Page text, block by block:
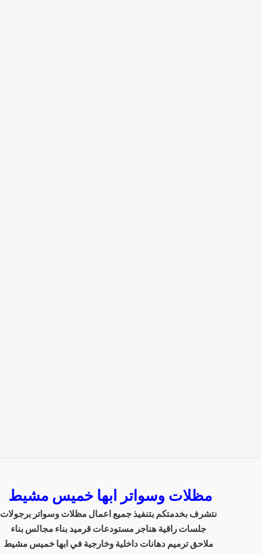
مظلات وسواتر ابها خميس مشيط
نتشرف بخدمتكم بتنفيذ جميع اعمال مظلات وسواتر برجولات
جلسات راقية هناجر مستودعات قرميد بناء مجالس بناء
ملاحق ترميم دهانات داخلية وخارجية في ابها خميس مشيط